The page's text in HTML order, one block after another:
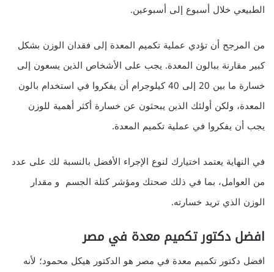
الطبيعي خلال أسبوع إلى أسبوعين.
من المرجح أن تؤدي عملية تكميم المعدة إلى فقدان الوزن بشكل
كبير مقارنة ببالون المعدة. يجب على الأشخاص الذين يسعون إلى
خسارة ما بين 20 إلى 40 كيلوجرام أن يفكروا في استخدام بالون
المعدة، ولكن أولئك الذين يبحثون عن خسارة أكثر أهمية للوزن
يجب أن يفكروا في عملية تكميم المعدة.
في النهاية يعتمد اختيارك لنوع الإجراء الأفضل بالنسبة لك على عدد
من العوامل، بما في ذلك صحتك ومؤشر كتلة الجسم و مقدار
الوزن الذي تريد خسارته.
افضل دكتور تكميم معدة في مصر
افضل دكتور تكميم معدة في مصر هو الدكتور هيكل محمود؛ لأنه